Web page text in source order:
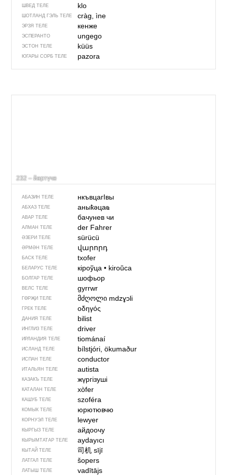
ШВЕД ТЕЛЕ klo
ШОТЛАНД ГЭЛЬ ТЕЛЕ cràg, ìne
ЭРЗЯ ТЕЛЕ кенже
ЭСПЕРАНТО ungego
ЭСТОН ТЕЛЕ küüs
ЮГАРЫ СОРБ ТЕЛЕ pazora
232 – йөртүче
АБАЗИН ТЕЛЕ нкъвцагIвы
АБХАЗ ТЕЛЕ аныҟәцаҩ
АВАР ТЕЛЕ бачунев чи
АЛМАН ТЕЛЕ der Fahrer
ӘЗЕРИ ТЕЛЕ sürücü
ӘРМӘН ТЕЛЕ վարորդ
БАСК ТЕЛЕ txofer
БЕЛАРУС ТЕЛЕ кіроўца• kiroŭca
БОЛГАР ТЕЛЕ шофьор
ВЕЛС ТЕЛЕ gyrrwr
ГӨРҖИ ТЕЛЕ მძღოლი mdzɣɔli
ГРЕК ТЕЛЕ οδηγός
ДАНИЯ ТЕЛЕ bilist
ИНГЛИЗ ТЕЛЕ driver
ИРЛАНДИЯ ТЕЛЕ tiománaí
ИСЛАНД ТЕЛЕ bílstjóri, ökumaður
ИСПАН ТЕЛЕ conductor
ИТАЛЬЯН ТЕЛЕ autista
КАЗАКЪ ТЕЛЕ жүргізуші
КАТАЛАН ТЕЛЕ xòfer
КАШУБ ТЕЛЕ szoféra
КОМЫК ТЕЛЕ юрютювчю
КОРНУЭЛ ТЕЛЕ lewyer
КЫРГЫЗ ТЕЛЕ айдоочу
КЫРЫМТАТАР ТЕЛЕ aydayıcı
КЫТАЙ ТЕЛЕ 司机sījī
ЛАТГАЛ ТЕЛЕ šopers
ЛАТЫШ ТЕЛЕ vadītājs